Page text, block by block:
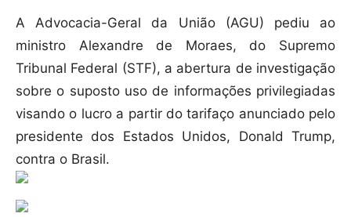
A Advocacia-Geral da União (AGU) pediu ao
ministro Alexandre de Moraes, do Supremo
Tribunal Federal (STF), a abertura de investigação
sobre o suposto uso de informações privilegiadas
visando o lucro a partir do tarifaço anunciado pelo
presidente dos Estados Unidos, Donald Trump,
contra o Brasil.